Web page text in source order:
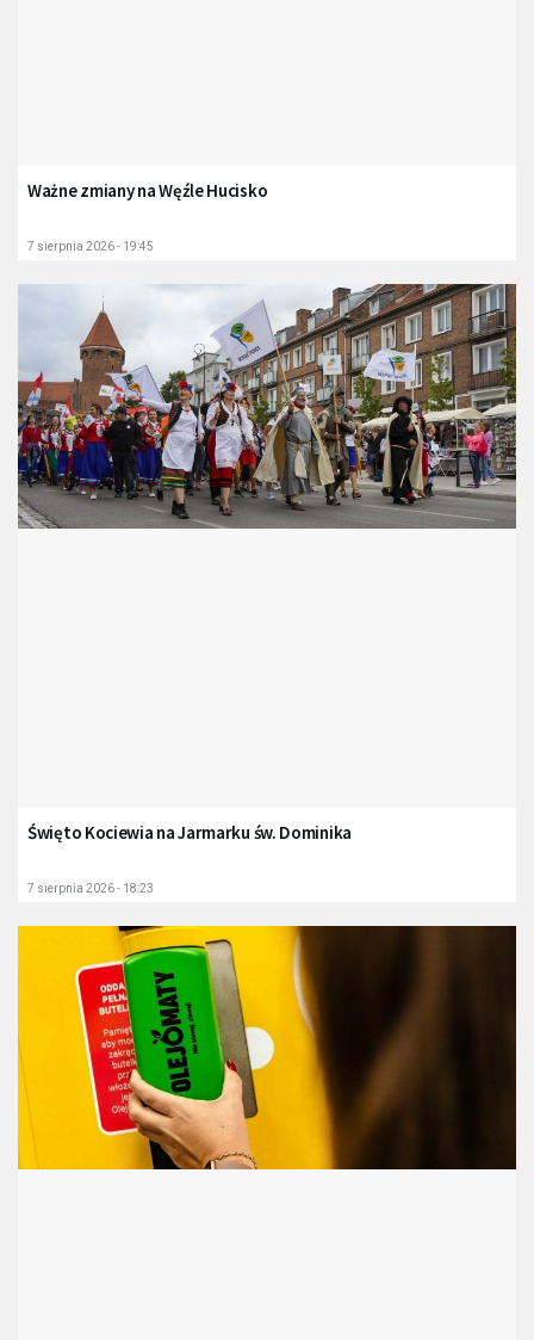
Ważne zmiany na Węźle Hucisko
7 sierpnia 2026 - 19:45
Święto Kociewia na Jarmarku św. Dominika
7 sierpnia 2026 - 18:23